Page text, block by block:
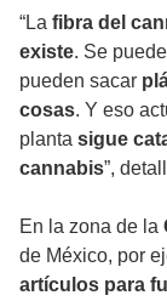
“La fibra del
existe. Se
pueden sacar
cosas. Y eso
planta sigue
cannabis”,
En la zona de la
de México, por
artículos para